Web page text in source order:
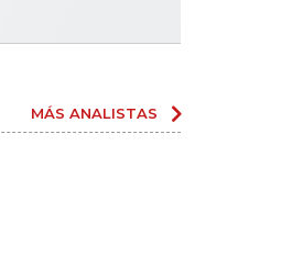
MÁS ANALISTAS